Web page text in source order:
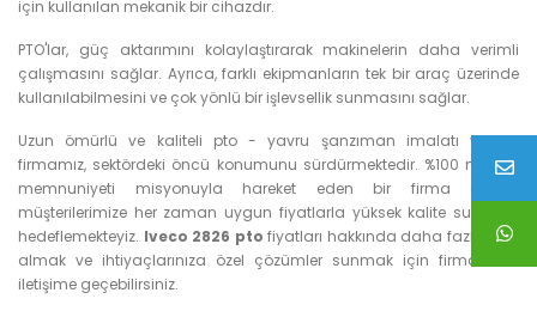
için kullanılan mekanik bir cihazdır.
PTO'lar, güç aktarımını kolaylaştırarak makinelerin daha verimli
çalışmasını sağlar. Ayrıca, farklı ekipmanların tek bir araç üzerinde
kullanılabilmesini ve çok yönlü bir işlevsellik sunmasını sağlar.
Uzun ömürlü ve kaliteli pto - yavru şanzıman imalatı yapan
firmamız, sektördeki öncü konumunu sürdürmektedir. %100 müşteri
memnuniyeti misyonuyla hareket eden bir firma olarak,
müşterilerimize her zaman uygun fiyatlarla yüksek kalite sunmayı
hedeflemekteyiz. Iveco 2826 pto fiyatları hakkında daha fazla bilgi
almak ve ihtiyaçlarınıza özel çözümler sunmak için firmamızla
iletişime geçebilirsiniz.